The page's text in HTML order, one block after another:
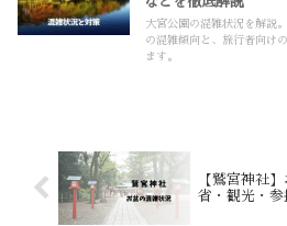
大宮公園の混雑状況を解説
の混雑傾向と、旅行者向け
ます。
【鷲宮神社
省・観光・